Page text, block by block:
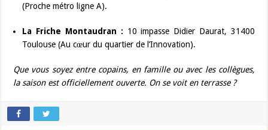
(Proche métro ligne A).
La Friche Montaudran : 10 impasse Didier Daurat, 31400
Toulouse (Au cœur du quartier de l’Innovation).
Que vous soyez entre copains, en famille ou avec les collègues,
la saison est officiellement ouverte. On se voit en terrasse ?